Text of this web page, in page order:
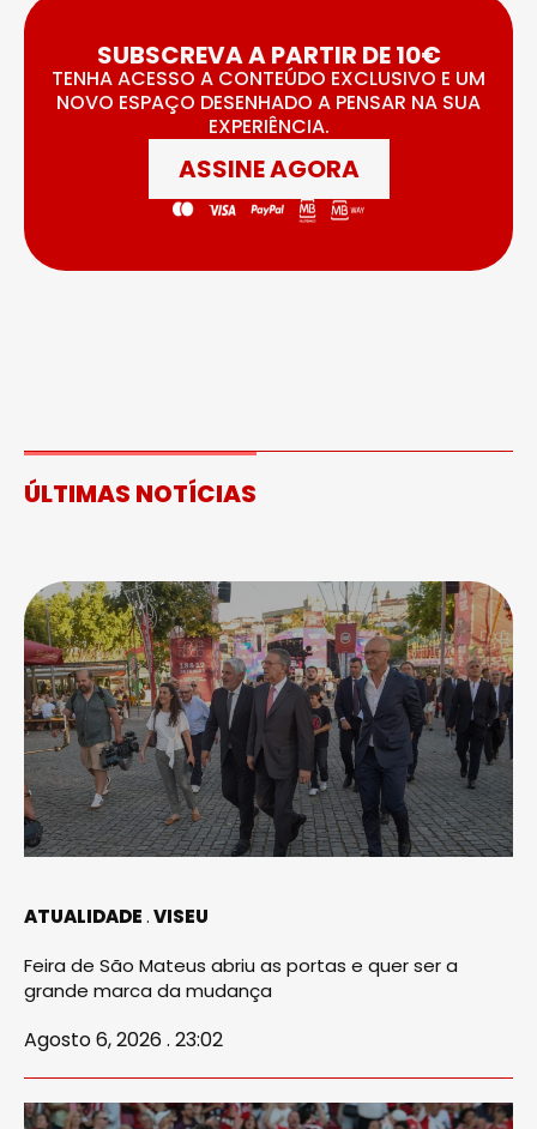
SUBSCREVA A PARTIR DE 10€
TENHA ACESSO A CONTEÚDO EXCLUSIVO E UM
NOVO ESPAÇO DESENHADO A PENSAR NA SUA
EXPERIÊNCIA.
ASSINE AGORA
ÚLTIMAS NOTÍCIAS
ATUALIDADE VISEU
Feira de São Mateus abriu as portas e quer ser a
grande marca da mudança
Agosto 6, 2026 . 23:02